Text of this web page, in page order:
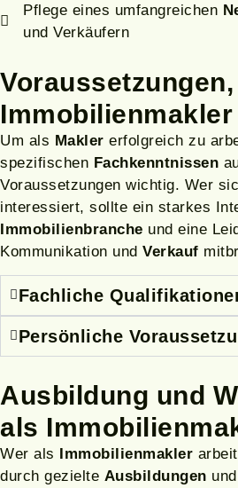
Pflege eines umfangreichen
und Verkäufern
Voraussetzungen
Um als Makler erfolgreich zu
spezifischen Fachkenntnissen
Voraussetzungen wichtig. Wer
interessiert, sollte ein starkes
Immobilienbranche und eine
Kommunikation und Verkauf
Fachliche
Persönliche
Ausbildung und
als
Wer als Immobilienmakler
durch gezielte Ausbildungen